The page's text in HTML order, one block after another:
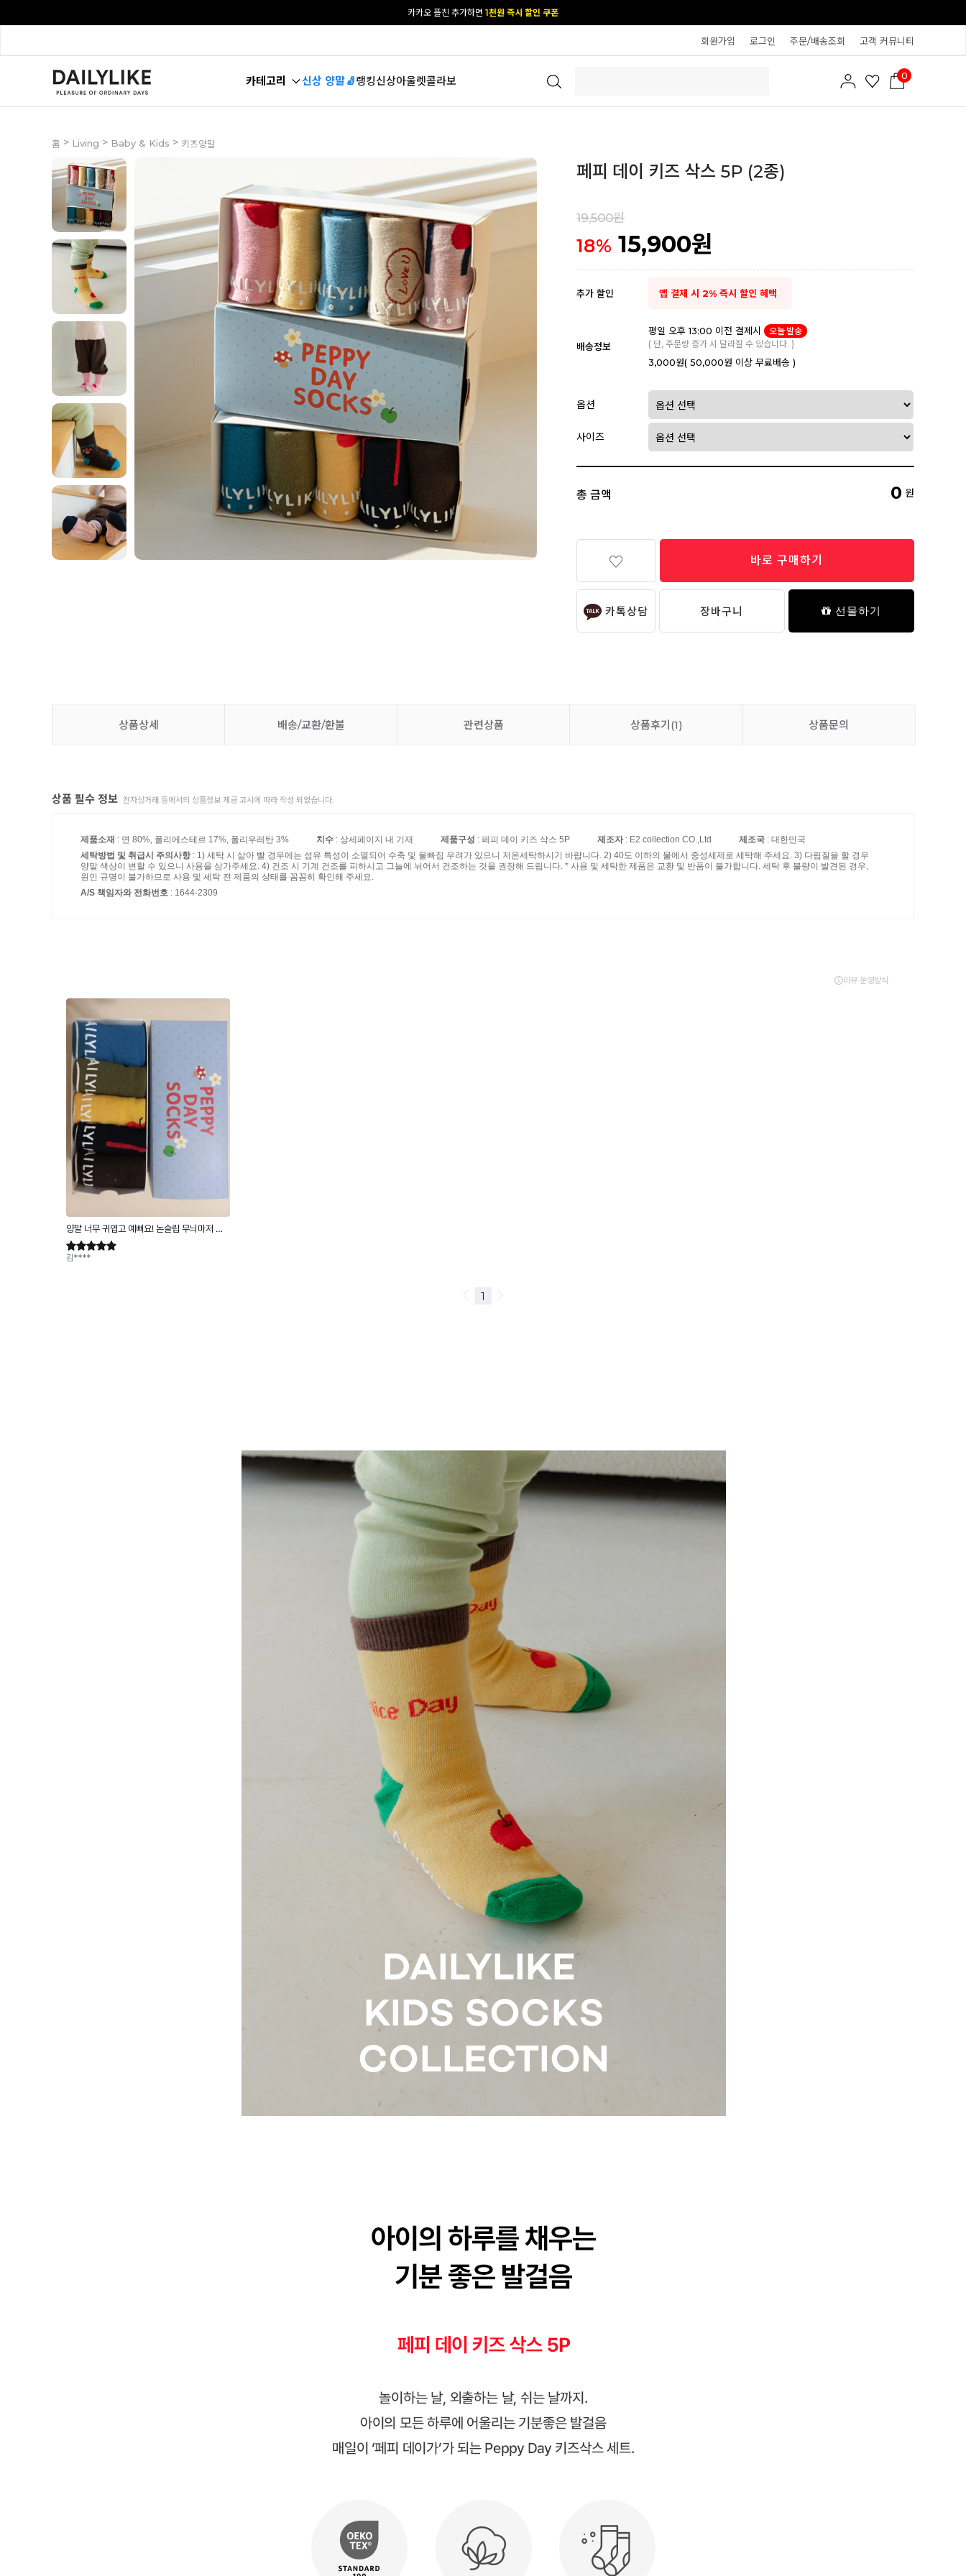
[공식몰 단독] 앱 다운받고2% 결제 할인 받기
회원가입 로그인 주문/배송조회 고객 커뮤니티
카테고리 신상 양말🧦랭킹신상아울렛콜라보 0
홈 > Living > Baby & Kids > 키즈양말
페피 데이 키즈 삭스 5P (2종)
19,500원
18% 15,900원
추가 할인 앱 결제 시 2% 즉시 할인 혜택
배송정보
평일 오후 13:00 이전 결제시
오늘 발송
( 단, 주문량 증가 시 달라질 수 있습니다. )
3,000원( 50,000원 이상 무료배송 )
옵션
사이즈
총 금액 0 원
바로 구매하기
카톡상담 장바구니 선물하기
상품상세 배송/교환/환불 관련상품 상품후기(1) 상품문의
상품 필수 정보 전자상거래 등에서의 상품정보 제공 고시에 따라 작성 되었습니다.
제품소재 : 면 80%, 폴리에스테르 17%, 폴리우레탄 3% 치수 : 상세페이지 내 기재 제품구성 : 페피 데이 키즈 삭스 5P 제조자: E2 collection CO.,Ltd 제조국 : 대한민국
세탁방법 및 취급시 주의사항: 1) 세탁 시 삶아 빨 경우에는 섬유 특성이 소멸되어 수축 및 물빠짐 우려가 있으니 저온세탁하시기 바랍니다. 2) 40도 이하의 물에서 중성세제로 세탁해 주세요. 3) 다림질을 할 경우
양말 색상이 변할 수 있으니 사용을 삼가주세요. 4) 건조 시 기계 건조를 피하시고 그늘에 뉘어서 건조하는 것을 권장해 드립니다. * 사용 및 세탁한 제품은 교환 및 반품이 불가합니다. 세탁 후 불량이 발견된 경우,
원인 규명이 불가하므로 사용 및 세탁 전 제품의 상태를 꼼꼼히 확인해 주세요.
A/S 책임자와 전화번호 : 1644-2309